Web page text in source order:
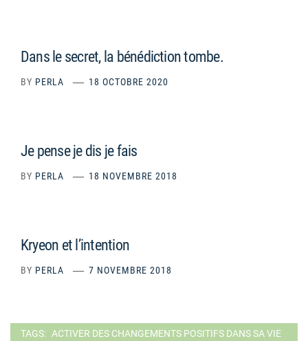
Dans le secret, la bénédiction tombe.
BY PERLA 18 OCTOBRE 2020
Je pense je dis je fais
BY PERLA 18 NOVEMBRE 2018
Kryeon et l’intention
BY PERLA 7 NOVEMBRE 2018
TAGS: ACTIVER DES CHANGEMENTS POSITIFS DANS SA VIE